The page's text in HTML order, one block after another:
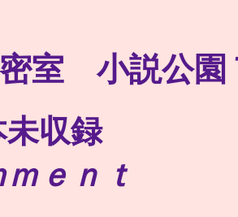
室 小説公園
未収録
ｍｅｎｔ